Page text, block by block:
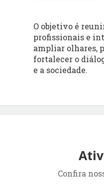
O objetivo é
profissionais e
ampliar olhares,
fortalecer o
e a sociedade.
Confira